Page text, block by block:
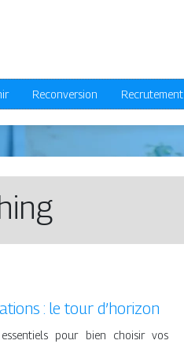
Reconversion Recrutement
: le tour d’horizon
pour bien choisir vos